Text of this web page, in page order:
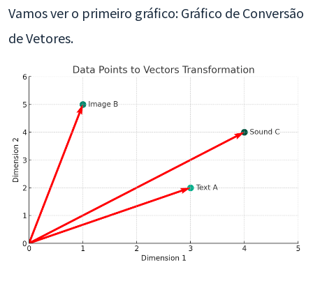
Vamos ver o primeiro gráfico: Gráfico de Conversão
de Vetores.